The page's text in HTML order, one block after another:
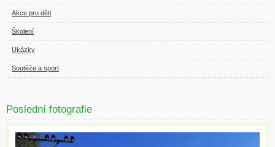
Akce pro děti
Školení
Ukázky
Soutěže a sport
Poslední fotografie